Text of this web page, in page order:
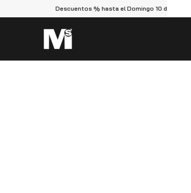
Descuentos % hasta el Domingo 10 de